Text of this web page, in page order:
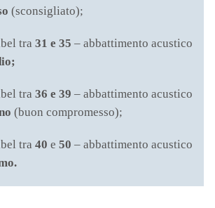
(sconsigliato);
tra 31 e 35 – abbattimento acustico
tra 36 e 39 – abbattimento acustico
(buon compromesso);
tra 40 e 50 – abbattimento acustico